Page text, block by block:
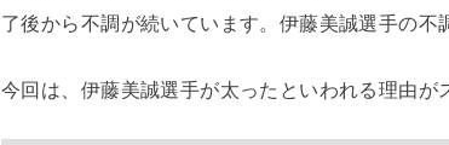
了後から不調が続いています。伊藤美誠選手の不
今回は、伊藤美誠選手が太ったといわれる理由が